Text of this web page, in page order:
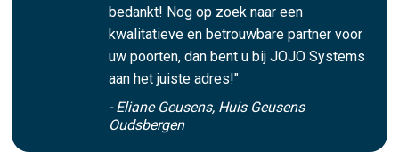
bedankt! Nog op zoek naar een
kwalitatieve en betrouwbare partner voor
uw poorten, dan bent u bij JOJO Systems
aan het juiste adres!"
- Eliane Geusens, Huis Geusens
Oudsbergen